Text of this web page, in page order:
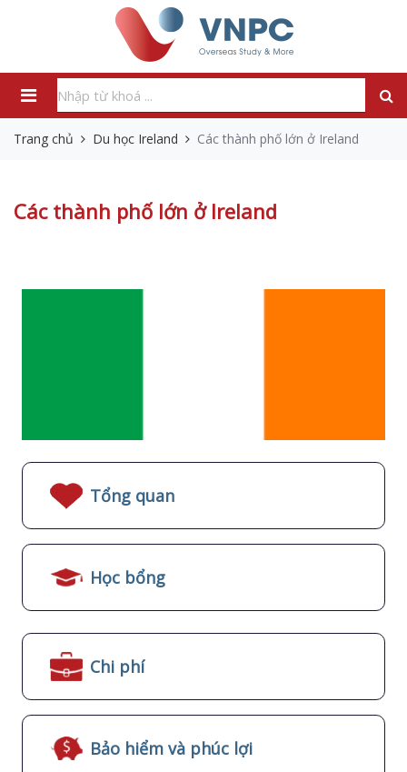
Trang chủ Du học Ireland Các thành phố lớn ở Ireland
Các thành phố lớn ở Ireland
Tổng quan
Học bổng
Chi phí
Bảo hiểm và phúc lợi